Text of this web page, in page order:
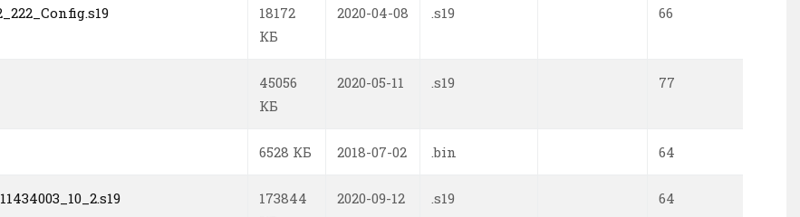
18172
КБ
2020-04-08 .s19 66
45056
КБ
2020-05-11 .s19 77
6528 КБ 2018-07-02 .bin 64
173844
2020-09-12 .s19 64